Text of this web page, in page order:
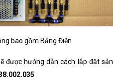
bao gồm Bảng Điện
được hướng dẫn cách lắp đặt sản